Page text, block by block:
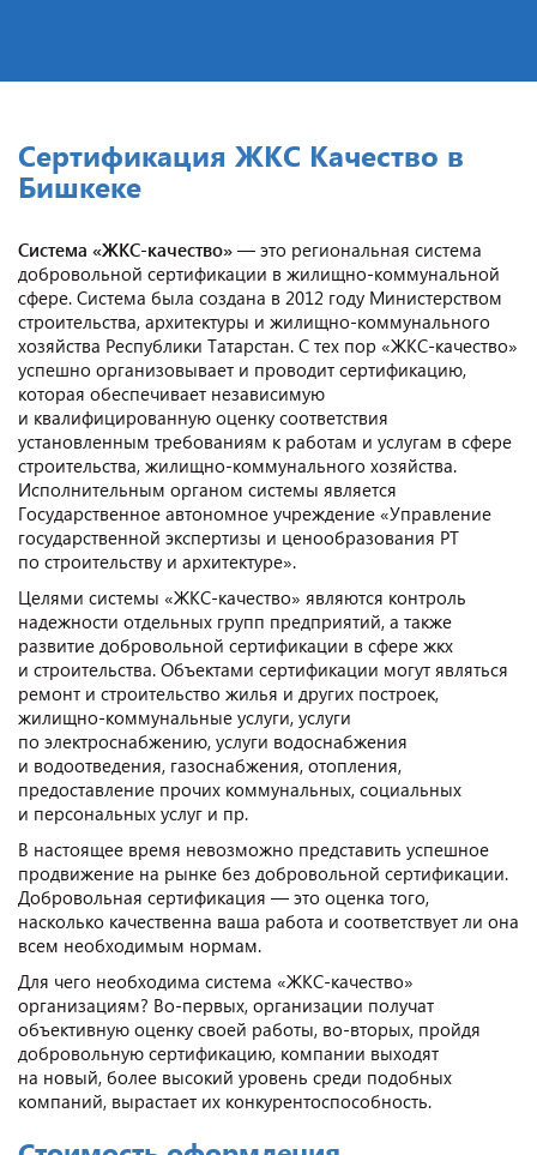
Сертификация ЖКС Качество в
Бишкеке
Система «ЖКС-качество» — это региональная система
добровольной сертификации в жилищно-коммунальной
сфере. Система была создана в 2012 году Министерством
строительства, архитектуры и жилищно-коммунального
хозяйства Республики Татарстан. С тех пор «ЖКС-качество»
успешно организовывает и проводит сертификацию,
которая обеспечивает независимую
и квалифицированную оценку соответствия
установленным требованиям к работам и услугам в сфере
строительства, жилищно-коммунального хозяйства.
Исполнительным органом системы является
Государственное автономное учреждение «Управление
государственной экспертизы и ценообразования РТ
по строительству и архитектуре».
Целями системы «ЖКС-качество» являются контроль
надежности отдельных групп предприятий, а также
развитие добровольной сертификации в сфере жкх
и строительства. Объектами сертификации могут являться
ремонт и строительство жилья и других построек,
жилищно-коммунальные услуги, услуги
по электроснабжению, услуги водоснабжения
и водоотведения, газоснабжения, отопления,
предоставление прочих коммунальных, социальных
и персональных услуг и пр.
В настоящее время невозможно представить успешное
продвижение на рынке без добровольной сертификации.
Добровольная сертификация — это оценка того,
насколько качественна ваша работа и соответствует ли она
всем необходимым нормам.
Для чего необходима система «ЖКС-качество»
организациям? Во-первых, организации получат
объективную оценку своей работы, во-вторых, пройдя
добровольную сертификацию, компании выходят
на новый, более высокий уровень среди подобных
компаний, вырастает их конкурентоспособность.